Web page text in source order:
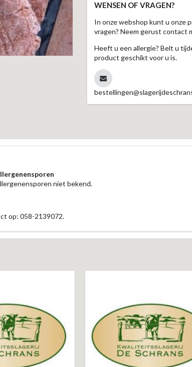
WENSEN OF VRAGEN?
In onze webshop kunt u onze
vragen? Neem gerust contact
Heeft u een allergie? Belt u
product geschikt voor u is.
niet bekend.
op: 058-2139072.